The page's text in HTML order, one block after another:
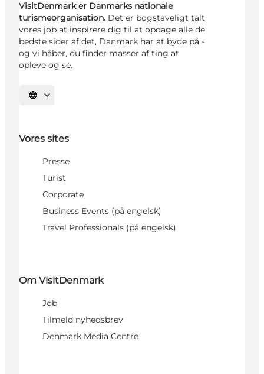
VisitDenmark er Danmarks nationale
turismeorganisation. Det er bogstaveligt talt
vores job at inspirere dig til at opdage alle de
bedste sider af det, Danmark har at byde på -
og vi håber, du finder masser af ting at
opleve og se.
Vælg sprog
Vores sites
Presse
Turist
Corporate
Business Events (på engelsk)
Travel Professionals (på engelsk)
Om VisitDenmark
Job
Tilmeld nyhedsbrev
Denmark Media Centre